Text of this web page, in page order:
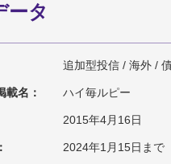
ータ
追加型投信 / 海外 /
載名： ハイ毎ルピー
2015年4月16日
2024年1月15日まで